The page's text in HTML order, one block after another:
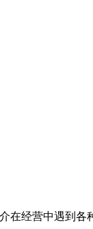
在经营中遇到各